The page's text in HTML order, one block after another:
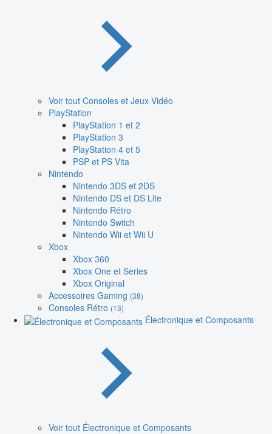
Voir tout Consoles et Jeux Vidéo
PlayStation
PlayStation 1 et 2
PlayStation 3
PlayStation 4 et 5
PSP et PS Vita
Nintendo
Nintendo 3DS et 2DS
Nintendo DS et DS Lite
Nintendo Rétro
Nintendo Switch
Nintendo Wii et Wii U
Xbox
Xbox 360
Xbox One et Series
Xbox Original
Accessoires Gaming (38)
Consoles Rétro (13)
Électronique et Composants
Voir tout Électronique et Composants